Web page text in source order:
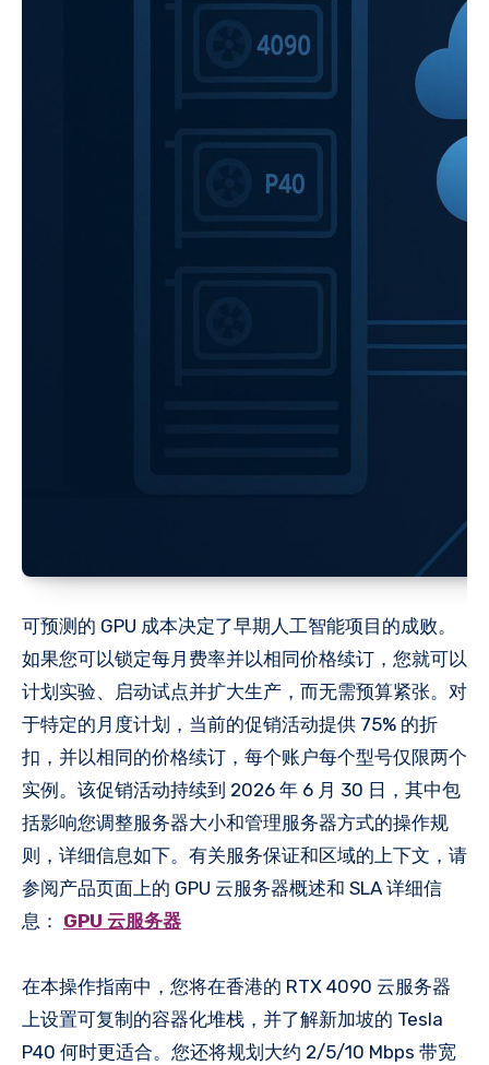
可预测的 GPU 成本决定了早期人工智能项目的成败。
如果您可以锁定每月费率并以相同价格续订，您就可以
计划实验、启动试点并扩大生产，而无需预算紧张。对
于特定的月度计划，当前的促销活动提供 75% 的折
扣，并以相同的价格续订，每个账户每个型号仅限两个
实例。该促销活动持续到 2026 年 6 月 30 日，其中包
括影响您调整服务器大小和管理服务器方式的操作规
则，详细信息如下。有关服务保证和区域的上下文，请
参阅产品页面上的 GPU 云服务器概述和 SLA 详细信
息： GPU 云服务器
在本操作指南中，您将在香港的 RTX 4090 云服务器
上设置可复制的容器化堆栈，并了解新加坡的 Tesla
P40 何时更适合。您还将规划大约 2/5/10 Mbps 带宽